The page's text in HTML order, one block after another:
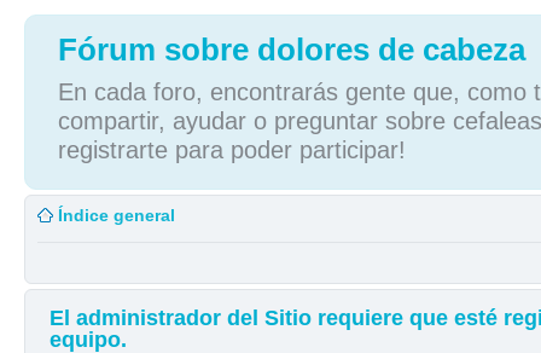
Fórum sobre dolores de cabeza
En cada foro, encontrarás gente que, como
compartir, ayudar o preguntar sobre
registrarte para poder participar!
Índice general
El administrador del Sitio requiere que esté
equipo.